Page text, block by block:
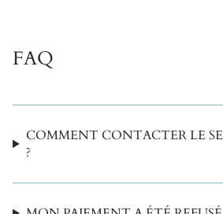
FAQ
COMMENT CONTACTER LE
?